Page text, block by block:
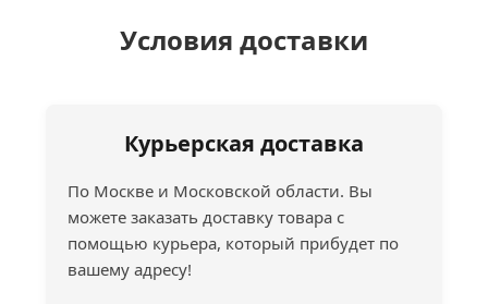
Условия доставки
Курьерская доставка
По Москве и Московской области. Вы
можете заказать доставку товара с
помощью курьера, который прибудет по
вашему адресу!